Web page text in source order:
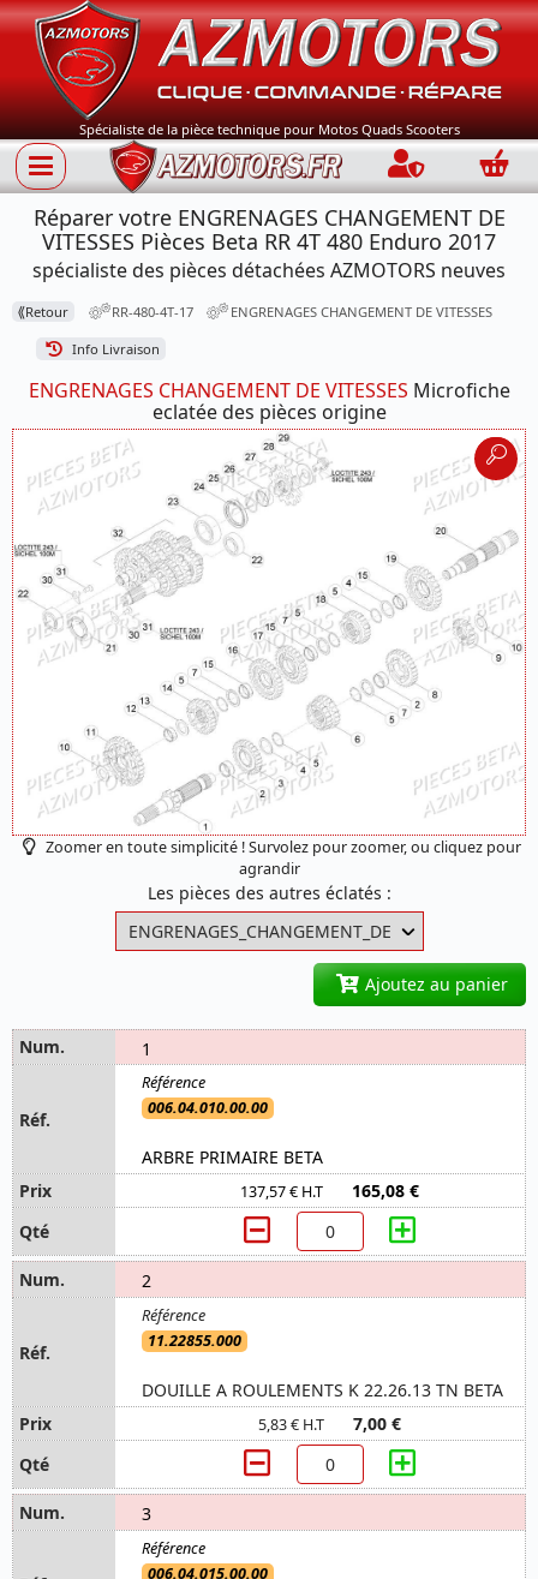
Spécialiste de la pièce technique pour Motos Quads Scooters
Connection
Réparer votre ENGRENAGES CHANGEMENT DE
VITESSES Pièces Beta RR 4T 480 Enduro 2017
spécialiste des pièces détachées AZMOTORS neuves
⟪Retour RR-480-4T-17 ENGRENAGES CHANGEMENT DE VITESSES
Info Livraison
ENGRENAGES CHANGEMENT DE VITESSES Microfiche
eclatée des pièces origine
Zoomer en toute simplicité ! Survolez pour zoomer, ou cliquez pour
agrandir
Les pièces des autres éclatés :
Ajoutez au panier
1
006.04.010.00.00
ARBRE PRIMAIRE BETA
137,57 € H.T 165,08 €
2
11.22855.000
DOUILLE A ROULEMENTS K 22.26.13 TN BETA
5,83 € H.T 7,00 €
3
006.04.015.00.00